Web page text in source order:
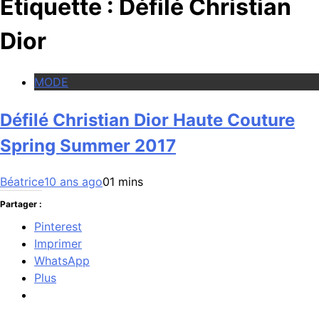
Étiquette : Défilé Christian
Dior
MODE
Défilé Christian Dior Haute Couture
Spring Summer 2017
Béatrice10 ans ago01 mins
Partager :
Pinterest
Imprimer
WhatsApp
Plus